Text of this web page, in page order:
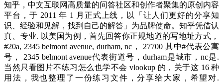
知乎，中文互联网高质量的问答社区和创作者聚集的原创内容
平台，于 2011 年 1 月正式上线，以「让人们更好的分享知
识、经验和见解，找到自己的解答」为品牌使命。知乎凭借认
真、专业. 以美国为例，首先回答你正规地道的写地址方式，
#20a, 2345 belmont avenue, durham, nc， 27700 其中#代表公寓
号， 2345 belmont avenue代表街道号，durham是城市，nc是.
当然只看图片不练习怎么也学不会 vlookup 的，关于这 16 种
用法，我也整理了一份练习文件，分享给大家，希望对.